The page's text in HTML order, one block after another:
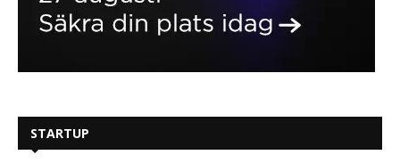
STARTUP